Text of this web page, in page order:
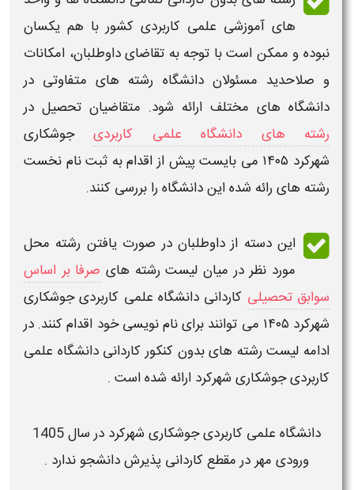
های آموزشی علمی کاربردی کشور با هم یکسان
نبوده و ممکن است با توجه به تقاضای داوطلبان، امکانات
و صلاحدید مسئولاندانشگاه رشته های متفاوتی در
دانشگاه های مختلف ارائه شود. متقاضیان تحصیل در
رشته های دانشگاه علمی کاربردیجوشکاری
شهرکرد ۱۴۰۵
می بایست پیش از اقدام به ثبت نام نخست
رشته های رائه شده ایندانشگاه را بررسی کنند.
این دسته از داوطلبان در صورت یافتن رشته محل
مورد نظر در میان لیست رشته های صرفا بر اساس
سوابق تحصیلی کاردانی دانشگاه علمی کاربردی جوشکاری
شهرکرد ۱۴۰۵
می توانند برای نام نویسی خود اقدام کنند. در
ادامه لیست رشته های بدون کنکور کاردانی دانشگاه علمی
کاربردی جوشکاری شهرکرد ارائه شده است .
دانشگاه علمی کاربردیجوشکاری شهرکرد
در سال 1405
ورودی مهر در مقطع کاردانی پذیرش دانشجو ندارد .